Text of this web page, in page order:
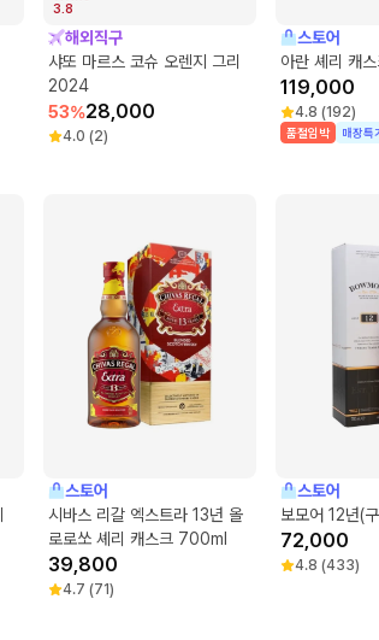
3.8
해외직구
샤또 마르스 코슈 오렌지 그리
2024
53%28,000
4.0 (2)
스토어
아란 셰리 캐
119,000
4.8 (192)
품절임박 매장특
스토어
시바스 리갈 엑스트라 13년 올
로로쏘 셰리 캐스크 700ml
39,800
4.7 (71)
스토어
보모어 12년(
72,000
4.8 (433)